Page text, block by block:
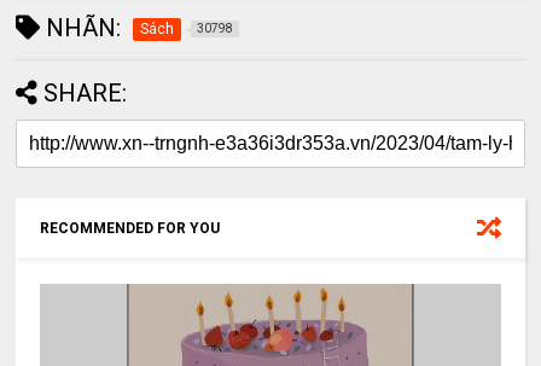
NHÃN: Sách 30798
SHARE:
RECOMMENDED FOR YOU